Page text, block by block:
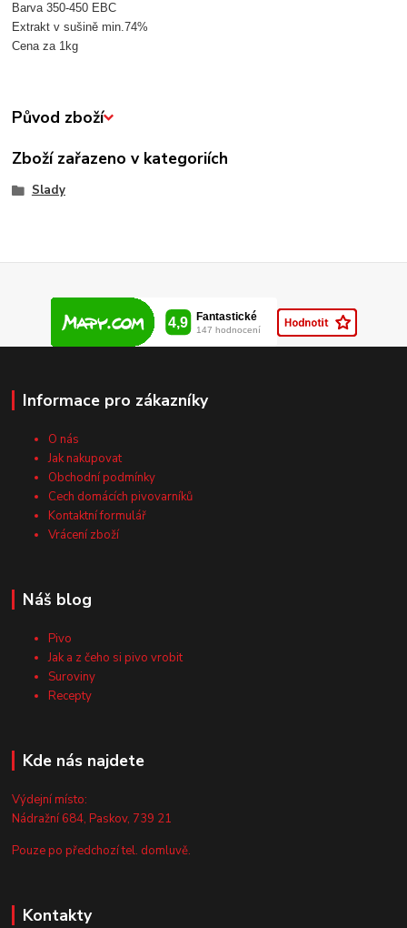
Barva 350-450 EBC
Extrakt v sušině min.74%
Cena za 1kg
Původ zboží
Zboží zařazeno v kategoriích
Slady
Informace pro zákazníky
O nás
Jak nakupovat
Obchodní podmínky
Cech domácích pivovarníků
Kontaktní formulář
Vrácení zboží
Náš blog
Pivo
Jak a z čeho si pivo vrobit
Suroviny
Recepty
Kde nás najdete
Výdejní místo:
Nádražní 684, Paskov, 739 21
Pouze po předchozí tel. domluvě.
Kontakty